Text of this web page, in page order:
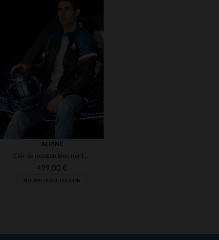
(1)
(1)
(1)
TAILLES DISPONIBLES
ALPINE
Cuir de mouton bleu marine, style motard et confort intemporel.
499,00 €
NOUVELLE COLLECTION